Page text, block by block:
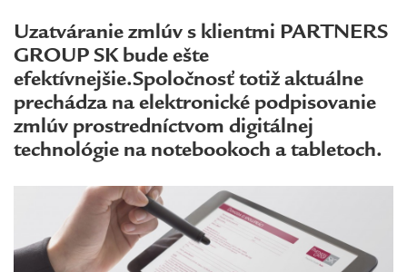
Uzatváranie zmlúv s klientmi PARTNERS
GROUP SK bude ešte
efektívnejšie.Spoločnosť totiž aktuálne
prechádza na elektronické podpisovanie
zmlúv prostredníctvom digitálnej
technológie na notebookoch a tabletoch.